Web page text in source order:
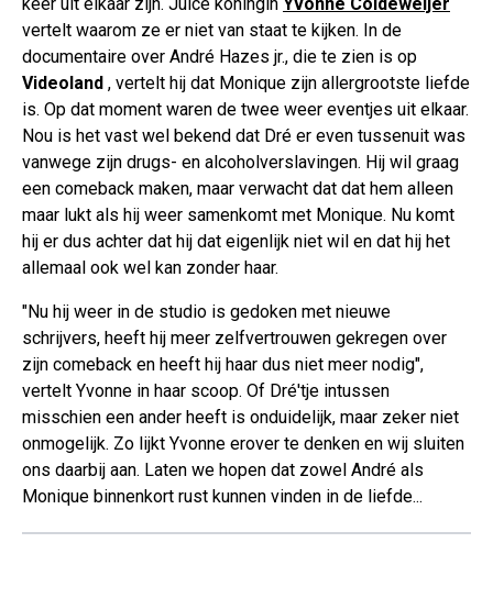
vertelt waarom ze er niet van staat te kijken. In de
documentaire over André Hazes jr., die te zien is op
Videoland , vertelt hij dat Monique zijn allergrootste liefde
is. Op dat moment waren de twee weer eventjes uit elkaar.
Nou is het vast wel bekend dat Dré er even tussenuit was
vanwege zijn drugs- en alcoholverslavingen. Hij wil graag
een comeback maken, maar verwacht dat dat hem alleen
maar lukt als hij weer samenkomt met Monique. Nu komt
hij er dus achter dat hij dat eigenlijk niet wil en dat hij het
allemaal ook wel kan zonder haar.
"Nu hij weer in de studio is gedoken met nieuwe
schrijvers, heeft hij meer zelfvertrouwen gekregen over
zijn comeback en heeft hij haar dus niet meer nodig",
vertelt Yvonne in haar scoop. Of Dré'tje intussen
misschien een ander heeft is onduidelijk, maar zeker niet
onmogelijk. Zo lijkt Yvonne erover te denken en wij sluiten
ons daarbij aan. Laten we hopen dat zowel André als
Monique binnenkort rust kunnen vinden in de liefde...